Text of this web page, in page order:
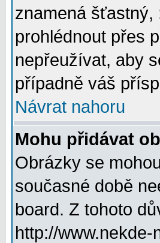
znamená šťastný,
prohlédnout přes
nepřeužívat, aby
případně váš
Návrat nahoru
Mohu přidávat
Obrázky se
současné době
board. Z tohoto
http://